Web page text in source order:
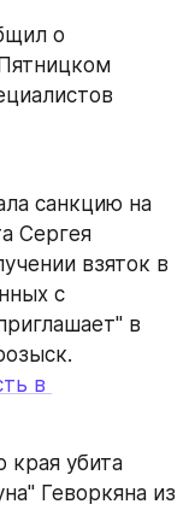
о
санкцию на
Сергея
взяток в
с
в
в
края убита
Геворкяна из